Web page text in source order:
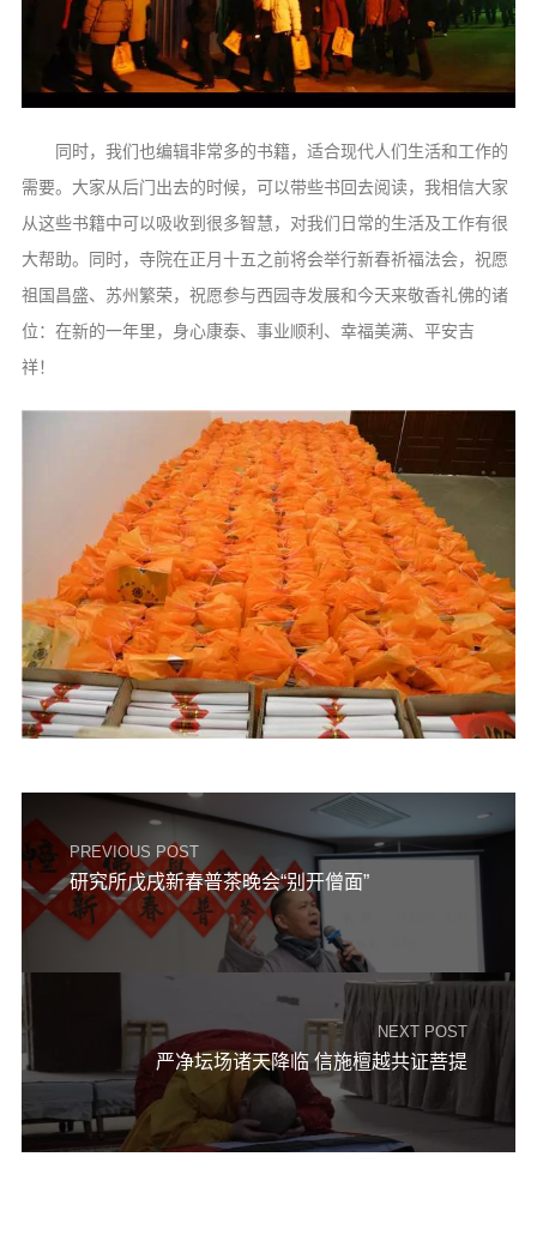
同时，我们也编辑非常多的书籍，适合现代人们生活和工作的
需要。大家从后门出去的时候，可以带些书回去阅读，我相信大家
从这些书籍中可以吸收到很多智慧，对我们日常的生活及工作有很
大帮助。同时，寺院在正月十五之前将会举行新春祈福法会，祝愿
祖国昌盛、苏州繁荣，祝愿参与西园寺发展和今天来敬香礼佛的诸
位：在新的一年里，身心康泰、事业顺利、幸福美满、平安吉
祥！
PREVIOUS POST
研究所戊戌新春普茶晚会“别开僧面”
NEXT POST
严净坛场诸天降临 信施檀越共证菩提